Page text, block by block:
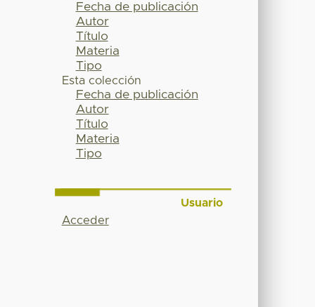
Fecha de publicación
Autor
Título
Materia
Tipo
Esta colección
Fecha de publicación
Autor
Título
Materia
Tipo
Usuario
Acceder